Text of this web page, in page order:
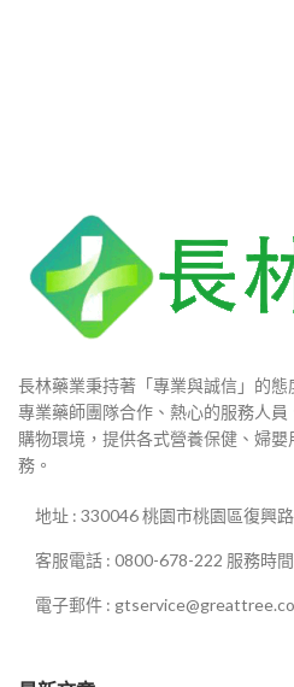
長林藥業秉持著「專業與誠信」的
專業藥師團隊合作、熱心的服務人
購物環境，提供各式營養保健、婦
務。
地址 : 330046 桃園市桃園區復興
客服電話 : 0800-678-222 服務時
電子郵件 :